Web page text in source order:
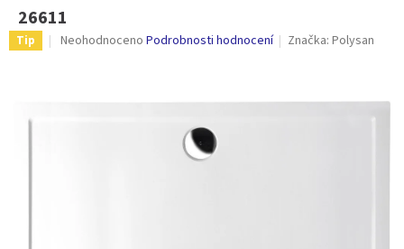
26611
Tip
Průměrné
Neohodnoceno Podrobnosti hodnocení Značka:Polysan